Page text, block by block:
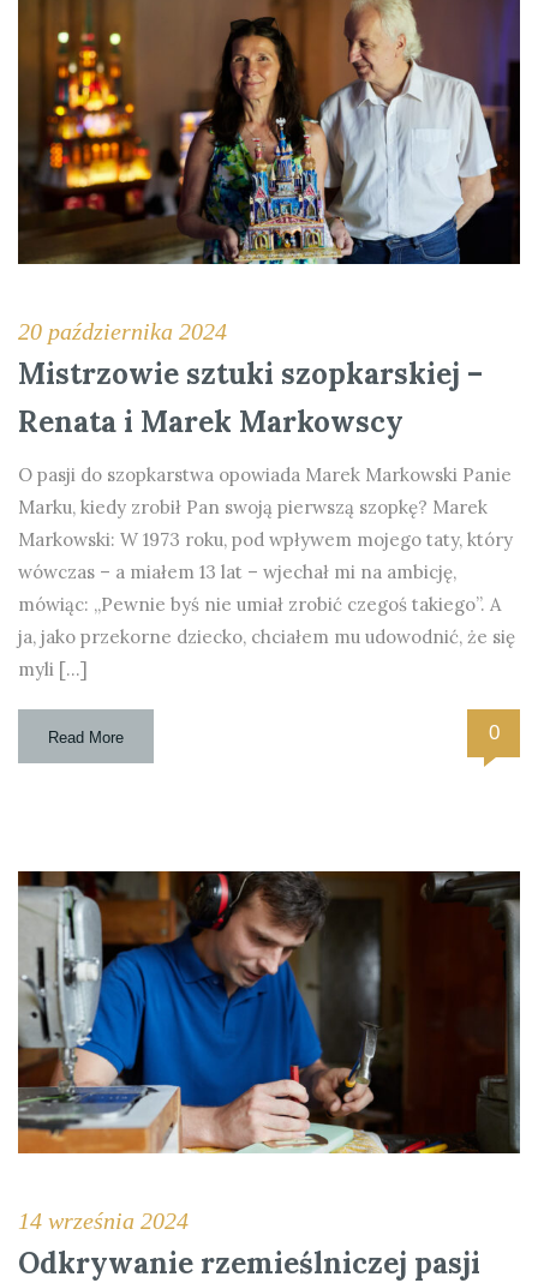
20 października 2024
Mistrzowie sztuki szopkarskiej –
Renata i Marek Markowscy
O pasji do szopkarstwa opowiada Marek Markowski Panie
Marku, kiedy zrobił Pan swoją pierwszą szopkę? Marek
Markowski: W 1973 roku, pod wpływem mojego taty, który
wówczas – a miałem 13 lat – wjechał mi na ambicję,
mówiąc: „Pewnie byś nie umiał zrobić czegoś takiego”. A
ja, jako przekorne dziecko, chciałem mu udowodnić, że się
myli […]
Read More 0
14 września 2024
Odkrywanie rzemieślniczej pasji